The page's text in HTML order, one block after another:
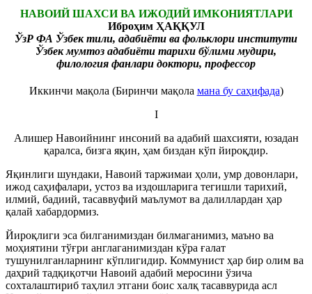
НАВОИЙ ШАХСИ ВА ИЖОДИЙ ИМКОНИЯТЛАРИ
Иброҳим ҲАҚҚУЛ
ЎзР ФА Ўзбек тили, адабиёти ва фольклори институти
Ўзбек мумтоз адабиёти тарихи бўлими мудири,
филология фанлари доктори, профессор
Иккинчи мақола (Биринчи мақола мана бу саҳифада)
I
Алишер Навоийнинг инсоний ва адабий шахсияти, юзадан
қаралса, бизга яқин, ҳам биздан кўп йироқдир.
Яқинлиги шундаки, Навоий таржимаи ҳоли, умр довонлари,
ижод саҳифалари, устоз ва издошларига тегишли тарихий,
илмий, бадиий, тасаввуфий маълумот ва далиллардан ҳар
қалай хабардормиз.
Йироқлиги эса билганимиздан билмаганимиз, маъно ва
моҳиятини тўғри англаганимиздан кўра ғалат
тушунилганларнинг кўплигидир. Коммунист ҳар бир олим ва
даҳрий тадқиқотчи Навоий адабий меросини ўзича
сохталаштириб таҳлил этгани боис халқ тасаввурида асл